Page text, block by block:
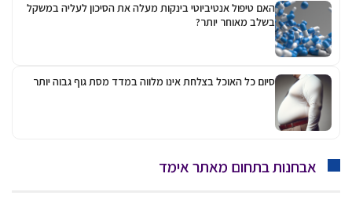
האם טיפול אנטיביוטי בינקות מעלה את הסיכון לעליה במשקל
בשלב מאוחר יותר?
סיום כל האוכל בצלחת אינו מלווה במדד מסת גוף גבוה יותר
אבחנות בתחום מאתר אימד